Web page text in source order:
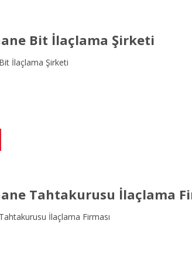
Bit İlaçlama Şirketi
İlaçlama Şirketi
Tahtakurusu İlaçlama
İlaçlama Firması